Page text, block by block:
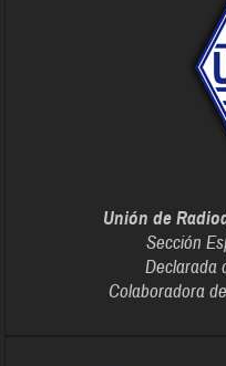
Unión de
Sección
Declarada
Colaboradora